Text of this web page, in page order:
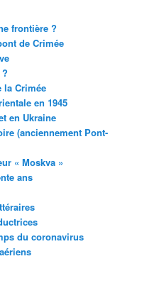
frontière ?
de Crimée
la Crimée
en 1945
en Ukraine
(anciennement Pont-
« Moskva »
ans
du coronavirus